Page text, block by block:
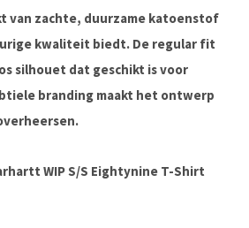
van zachte, duurzame katoenstof
kwaliteit biedt. De regular fit
silhouet dat geschikt is voor
branding maakt het ontwerp
WIP S/S Eightynine T-Shirt